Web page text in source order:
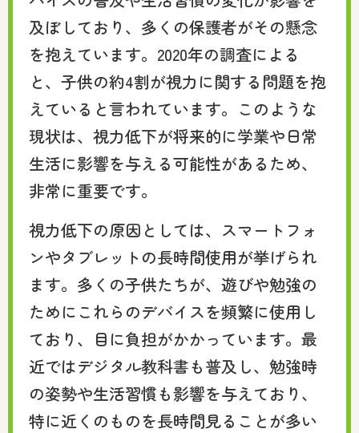
及ぼしており、多くの保護者がその懸念
を抱えています。2020年の調査による
と、子供の約4割が視力に関する問題を抱
えていると言われています。このような
現状は、視力低下が将来的に学業や日常
生活に影響を与える可能性があるため、
非常に重要です。
視力低下の原因としては、スマートフォ
ンやタブレットの長時間使用が挙げられ
ます。多くの子供たちが、遊びや勉強の
ためにこれらのデバイスを頻繁に使用し
ており、目に負担がかかっています。最
近ではデジタル教科書も普及し、勉強時
の姿勢や生活習慣も影響を与えており、
特に近くのものを長時間見ることが多い